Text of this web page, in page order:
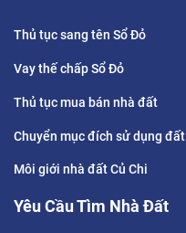
Thủ tục sang tên Sổ Đỏ
Vay thế chấp Sổ Đỏ
Thủ tục mua bán nhà đất
Chuyển mục đích sử dụng đất
Môi giới nhà đất Củ Chi
Yêu Cầu Tìm Nhà Đất